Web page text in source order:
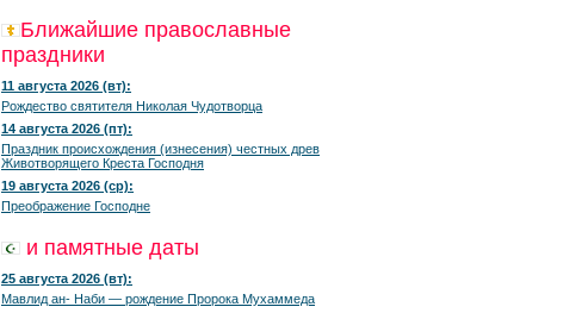
Ближайшие православные
праздники
11 августа 2026 (вт):
Рождество святителя Николая Чудотворца
14 августа 2026 (пт):
Праздник происхождения (изнесения) честных древ
Животворящего Креста Господня
19 августа 2026 (ср):
Преображение Господне
и памятные даты
25 августа 2026 (вт):
Мавлид ан- Наби — рождение Пророка Мухаммеда